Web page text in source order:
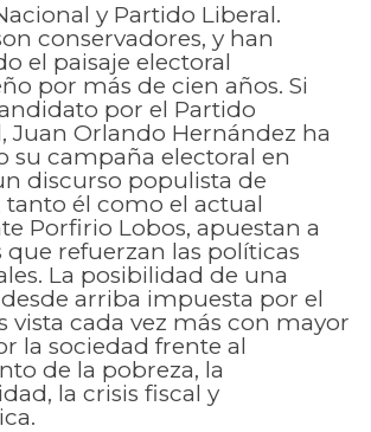
y Partido Liberal.
conservadores, y han
el paisaje electoral
por más de cien años. Si
por el Partido
Juan Orlando Hernández ha
su campaña electoral en
discurso populista de
tanto él como el actual
Porfirio Lobos, apuestan a
que refuerzan las políticas
La posibilidad de una
arriba impuesta por el
vista cada vez más con mayor
la sociedad frente al
de la pobreza, la
la crisis fiscal y